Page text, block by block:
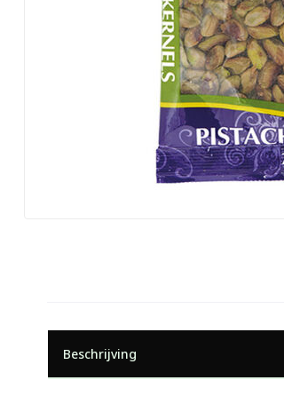
Beschrijving